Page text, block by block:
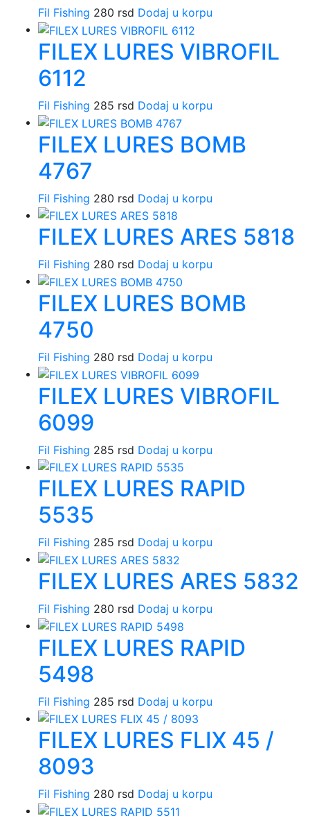
Fil Fishing 280 rsd Dodaj u korpu
FILEX LURES VIBROFIL
6112
Fil Fishing 285 rsd Dodaj u korpu
FILEX LURES BOMB
4767
Fil Fishing 280 rsd Dodaj u korpu
FILEX LURES ARES 5818
Fil Fishing 280 rsd Dodaj u korpu
FILEX LURES BOMB
4750
Fil Fishing 280 rsd Dodaj u korpu
FILEX LURES VIBROFIL
6099
Fil Fishing 285 rsd Dodaj u korpu
FILEX LURES RAPID
5535
Fil Fishing 285 rsd Dodaj u korpu
FILEX LURES ARES 5832
Fil Fishing 280 rsd Dodaj u korpu
FILEX LURES RAPID
5498
Fil Fishing 285 rsd Dodaj u korpu
FILEX LURES FLIX 45 /
8093
Fil Fishing 280 rsd Dodaj u korpu